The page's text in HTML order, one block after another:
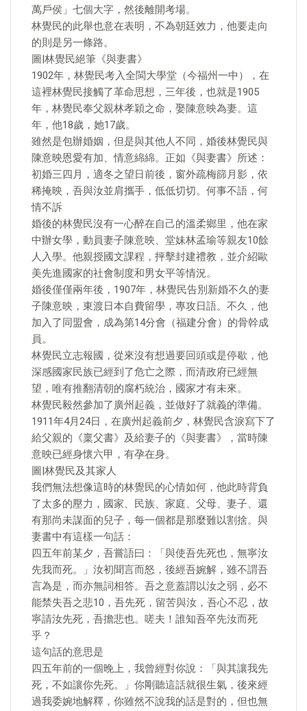
萬戶侯」七個大字，然後離開考場。
林覺民的此舉也意在表明，不為朝廷效力，他要走向
的則是另一條路。
圖|林覺民絕筆《與妻書》
1902年，林覺民考入全閩大學堂（今福州一中），在
這裡林覺民接觸了革命思想，三年後，也就是1905
年，林覺民奉父親林孝穎之命，娶陳意映為妻。這
年，他18歲，她17歲。
雖然是包辦婚姻，但是與其他人不同，婚後林覺民與
陳意映恩愛有加、情意綿綿。正如《與妻書》所述：
初婚三四月，適冬之望日前後，窗外疏梅篩月影，依
稀掩映，吾與汝並肩攜手，低低切切。何事不語，何
情不訴
婚後的林覺民沒有一心醉在自己的溫柔鄉里，他在家
中辦女學，動員妻子陳意映、堂妹林孟瑜等親友10餘
人入學。他親授國文課程，抨擊封建禮教，並介紹歐
美先進國家的社會制度和男女平等情況。
婚後僅僅兩年後，1907年，林覺民告別新婚不久的妻
子陳意映，東渡日本自費留學，專攻日語。不久，他
加入了同盟會，成為第14分會（福建分會）的骨幹成
員。
林覺民立志報國，從來沒有想過要回頭或是停歇，他
深感國家民族已經到了危亡之際，而清政府已經無
望，唯有推翻清朝的腐朽統治，國家才有未來。
林覺民毅然參加了廣州起義，並做好了就義的準備。
1911年4月24日，在廣州起義前夕，林覺民含淚寫下了
給父親的《稟父書》及給妻子的《與妻書》，當時陳
意映已經身懷六甲，有孕在身。
圖|林覺民及其家人
我們無法想像這時的林覺民的心情如何，他此時背負
了太多的壓力，國家、民族、家庭、父母、妻子、還
有那尚未謀面的兒子，每一個都是那麼難以割捨。與
妻書中有這樣一句話：
四五年前某夕，吾嘗語曰：「與使吾先死也，無寧汝
先我而死。」汝初聞言而怒，後經吾婉解，雖不謂吾
言為是，而亦無詞相答。吾之意蓋謂以汝之弱，必不
能禁失吾之悲10，吾先死，留苦與汝，吾心不忍，故
寧請汝先死，吾擔悲也。嗟夫！誰知吾卒先汝而死
乎？
這句話的意思是
四五年前的一個晚上，我曾經對你說：「與其讓我先
死，不如讓你先死。」你剛聽這話就很生氣，後來經
過我委婉地解釋，你雖然不說我的話是對的，但也無